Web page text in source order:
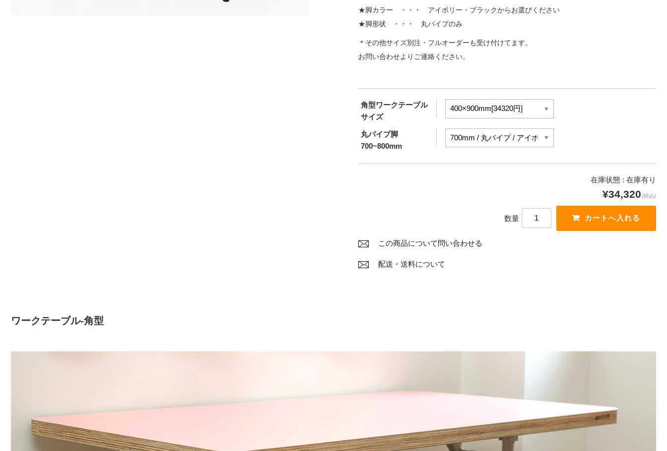
★脚カラー ・・・ アイボリー・ブラックからお選びください
★脚形状 ・・・ 丸パイプのみ
＊その他サイズ別注・フルオーダーも受け付けてます。
お問い合わせよりご連絡ください。
角型ワークテーブル
サイズ
丸パイプ脚
700~800mm
在庫状態 : 在庫有り
¥34,320(税込)
数量
この商品について問い合わせる
配送・送料について
ワークテーブル-角型